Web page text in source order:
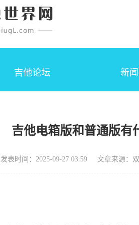
吉他论坛 新
吉他电箱版和普通版有
发表时间：2025-09-27 03:59 文章来源：